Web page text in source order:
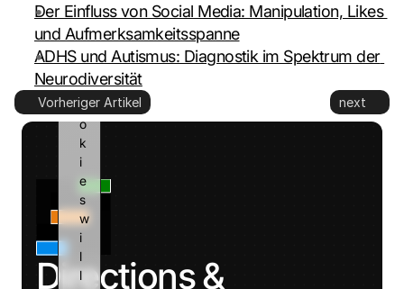
Der Einfluss von Social Media: Manipulation, Likes
und Aufmerksamkeitsspanne
ADHS und Autismus: Diagnostik im Spektrum der
Neurodiversität
Vorheriger Artikel next
Directions &
e
a
d
c
o
o
k
i
e
s
w
i
l
l